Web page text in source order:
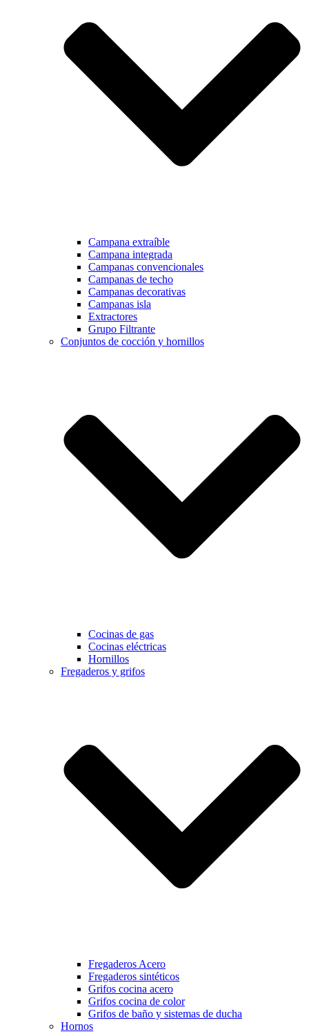
Campana extraíble
Campana integrada
Campanas convencionales
Campanas de techo
Campanas decorativas
Campanas isla
Extractores
Grupo Filtrante
Conjuntos de cocción y hornillos
Cocinas de gas
Cocinas eléctricas
Hornillos
Fregaderos y grifos
Fregaderos Acero
Fregaderos sintéticos
Grifos cocina acero
Grifos cocina de color
Grifos de baño y sistemas de ducha
Hornos